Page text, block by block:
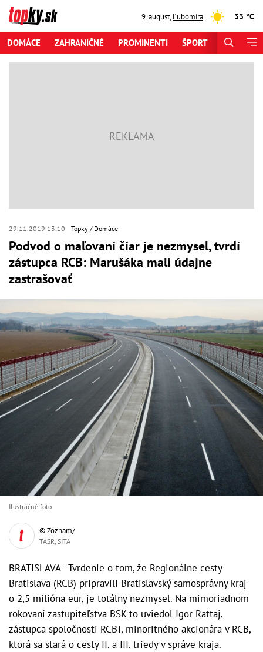
9. august,Ľubomíra 33 °C
DOMÁCE ZAHRANIČNÉ PROMINENTI ŠPORT
29.11.2019 13:10 Topky Domáce
Podvod o maľovaní čiar je nezmysel, tvrdí
zástupca RCB: Marušáka mali údajne
zastrašovať
Ilustračné foto
© Zoznam/
TASR, SITA
BRATISLAVA - Tvrdenie o tom, že Regionálne cesty
Bratislava (RCB) pripravili Bratislavský samosprávny kraj
o 2,5 milióna eur, je totálny nezmysel. Na mimoriadnom
rokovaní zastupiteľstva BSK to uviedol Igor Rattaj,
zástupca spoločnosti RCBT, minoritného akcionára v RCB,
ktorá sa stará o cesty II. a III. triedy v správe kraja.